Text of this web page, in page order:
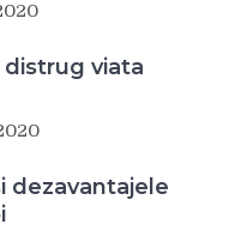
distrug viata
dezavantajele